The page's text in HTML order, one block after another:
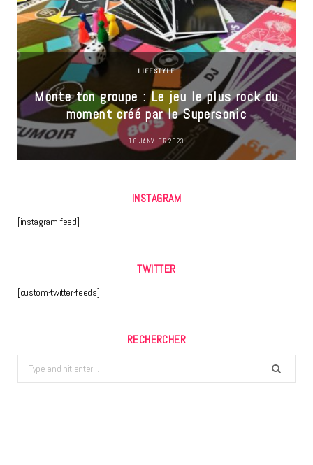
LIFESTYLE
Monte ton groupe : Le jeu le plus rock du
moment créé par le Supersonic
18 JANVIER 2023
INSTAGRAM
[instagram-feed]
TWITTER
[custom-twitter-feeds]
RECHERCHER
Search
for: